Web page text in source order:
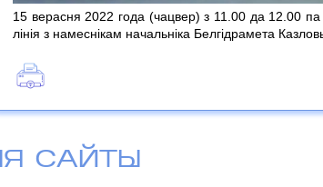
15 верасня 2022 года (чацвер) з 11.00 да 12.00
лінія з намеснікам начальніка Белгідрамета
САЙТЫ